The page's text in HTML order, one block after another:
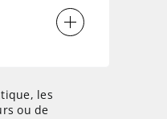
les
ou de